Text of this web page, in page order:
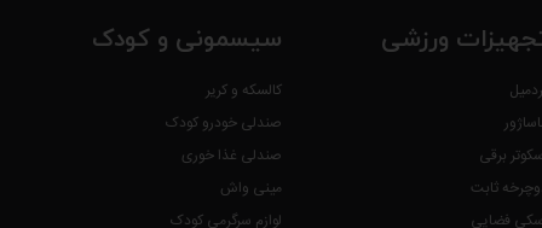
ورزشی
برقی
ثابت
فضایی
سیسمونی و کودک
کالسکه و کریر
صندلی خودرو کودک
صندلی غذا خوری
مینی واش
لوازم سرگرمی کودک